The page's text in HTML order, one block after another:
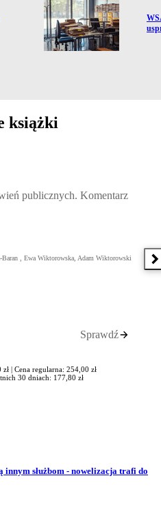
książki
publicznych. Komentarz
Baran , Ewa Wiktorowska, Adam Wiktorowski
Sprawdź
| Cena regularna: 254,00 zł
30 dniach: 177,80 zł
innym służbom - nowelizacja trafi do